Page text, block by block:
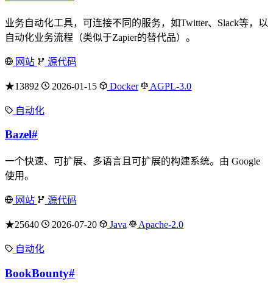
业务自动化工具，可连接不同的服务，如Twitter、Slack等，以
自动化业务流程（类似于Zapier的替代品）。
网站 源代码
★13892 2026-01-15 Docker AGPL-3.0
自动化
Bazel#
一个快速、可扩展、多语言且可扩展的构建系统。由 Google
使用。
网站 源代码
★25640 2026-07-20 Java Apache-2.0
自动化
BookBounty#